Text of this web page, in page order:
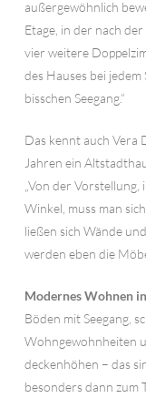
außergewöhnlich
Etage, in der nach
vier weitere
des Hauses bei
bisschen Seegang.“
Das kennt auch Vera
Jahren ein
„Von der
Winkel, muss man
ließen sich Wände
werden eben die
Modernes Wohnen
Böden mit Seegang,
Wohngewohnheiten
deckenhöhen – das
besonders dann zum